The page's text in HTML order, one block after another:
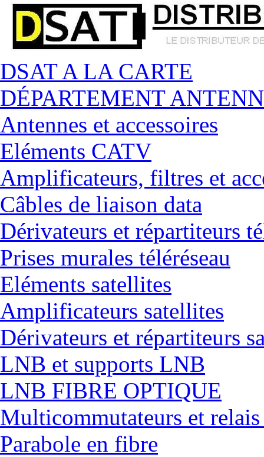
DSAT A LA CARTE
DÉPARTEMENT
Antennes et accessoires
Eléments CATV
Amplificateurs, filtres et
Câbles de liaison data
Dérivateurs et répartiteurs
Prises murales téléréseau
Eléments satellites
Amplificateurs satellites
Dérivateurs et répartiteurs
LNB et supports LNB
LNB FIBRE OPTIQUE
Multicommutateurs et
Parabole en fibre